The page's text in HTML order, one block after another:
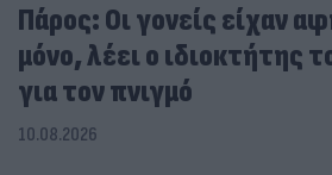
Πάρος: Οι γονείς είχαν
μόνο, λέει ο ιδιοκτήτης
για τον πνιγμό
10.08.2026